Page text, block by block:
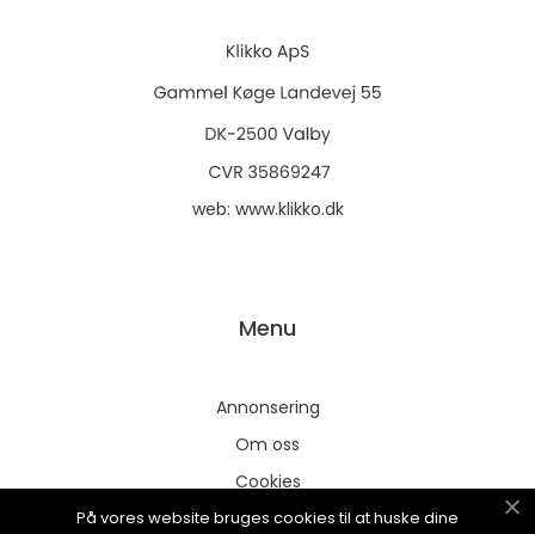
web: www.klikko.dk
Menu
Annonsering
Om oss
Cookies
Kontakta oss
På vores website bruges cookies til at huske dine